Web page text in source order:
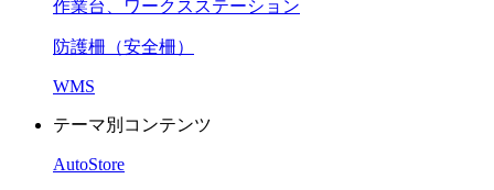
作業台、ワークスステーション
防護柵（安全柵）
WMS
テーマ別コンテンツ
AutoStore